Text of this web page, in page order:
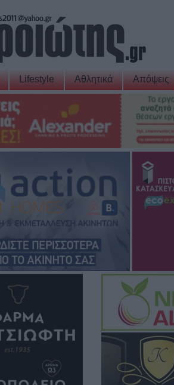
Lifestyle Αθλητικά Απόψεις